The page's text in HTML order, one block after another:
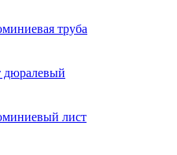
труба
дюралевый
лист